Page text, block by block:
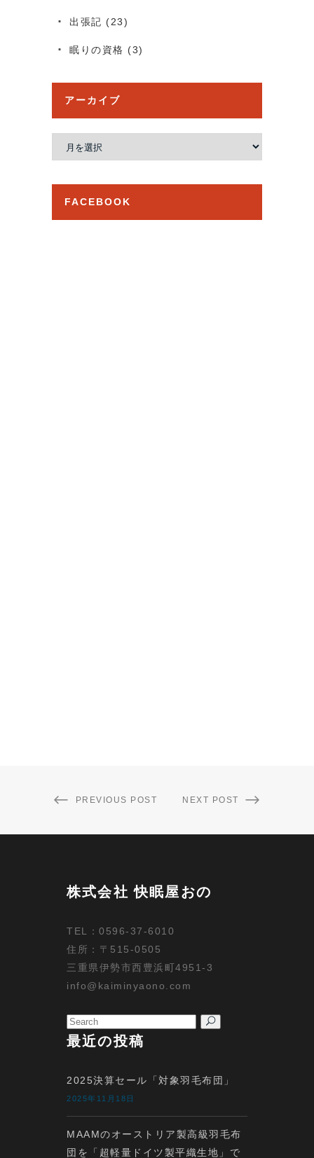
出張記 (23)
眠りの資格 (3)
アーカイブ
ー
FACEBOOK
PREVIOUS POST NEXT POST
株式会社 快眠屋おの
TEL：0596-37-6010
住所：〒515-0505
三重県伊勢市西豊浜町4951-3
info@kaiminyaono.com
Search
for:
最近の投稿
2025決算セール「対象羽毛布団」
2025年11月18日
MAAMのオーストリア製高級羽毛布
団を「超軽量ドイツ製平織生地」で